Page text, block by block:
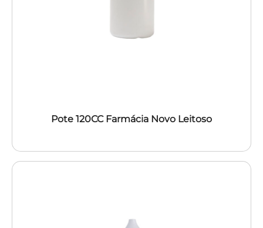
Pote 120CC Farmácia Novo Leitoso